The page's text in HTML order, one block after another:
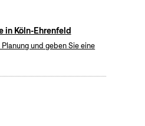
in Köln-Ehrenfeld
und geben Sie eine